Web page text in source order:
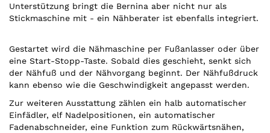
Unterstützung bringt die Bernina aber nicht nur als
Stickmaschine mit - ein Nähberater ist ebenfalls integriert.
Gestartet wird die Nähmaschine per Fußanlasser oder über
eine Start-Stopp-Taste. Sobald dies geschieht, senkt sich
der Nähfuß und der Nähvorgang beginnt. Der Nähfußdruck
kann ebenso wie die Geschwindigkeit angepasst werden.
Zur weiteren Ausstattung zählen ein halb automatischer
Einfädler, elf Nadelpositionen, ein automatischer
Fadenabschneider, eine Funktion zum Rückwärtsnähen,